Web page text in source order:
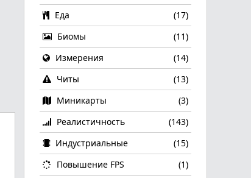
Еда
(17)
Биомы
(11)
Измерения
(14)
Читы
(13)
Миникарты
(3)
Реалистичность
(143)
Индустриальные
(15)
Повышение FPS
(1)